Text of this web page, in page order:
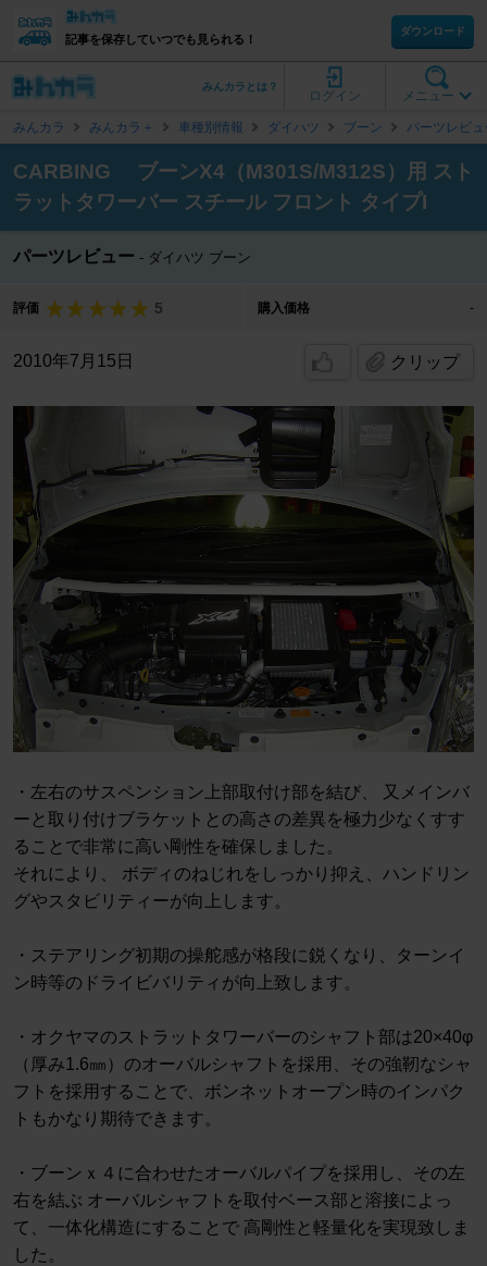
記事を保存していつでも見られる！
ダウンロード
メニュー
ログイン
みんカラとは？
みんカラ みんカラ＋ 車種別情報 ダイハツ ブーン パーツレビ
CARBING ブーンX4（M301S/M312S）用 スト
ラットタワーバー スチール フロント タイプI
パーツレビュー ダイハツ ブーン
評価 5 購入価格 -
2010年7月15日 クリップ
・左右のサスペンション上部取付け部を結び、 又メインバ
ーと取り付けブラケットとの高さの差異を極力少なくすす
ることで非常に高い剛性を確保しました。
それにより、 ボディのねじれをしっかり抑え、ハンドリン
グやスタビリティーが向上します。
・ステアリング初期の操舵感が格段に鋭くなり、ターンイ
ン時等のドライビバリティが向上致します。
・オクヤマのストラットタワーバーのシャフト部は20×40φ
（厚み1.6㎜）のオーバルシャフトを採用、その強靭なシャ
フトを採用することで、ボンネットオープン時のインパク
トもかなり期待できます。
・ブーンｘ４に合わせたオーバルパイプを採用し、その左
右を結ぶ オーバルシャフトを取付ベース部と溶接によっ
て、一体化構造にすることで 高剛性と軽量化を実現致しま
した。